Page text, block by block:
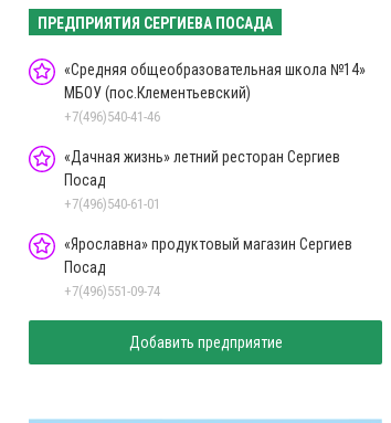
ПРЕДПРИЯТИЯ СЕРГИЕВА ПОСАДА
«Средняя общеобразовательная школа №14»
МБОУ (пос.Клементьевский)
+7(496)540-41-46
«Дачная жизнь» летний ресторан Сергиев
Посад
+7(496)540-61-01
«Ярославна» продуктовый магазин Сергиев
Посад
+7(496)551-09-74
Добавить предприятие